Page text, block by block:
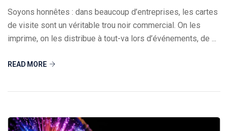
Soyons honnêtes : dans beaucoup d’entreprises, les cartes
de visite sont un véritable trou noir commercial. On les
imprime, on les distribue à tout-va lors d’événements, de ...
READ MORE